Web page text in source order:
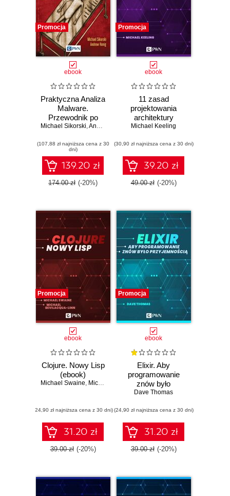
Promocja
ebook
Praktyczna Analiza
Malware.
Przewodnik po
usuwaniu
oprogramowania
Michael Sikorski,Andrew Honig
(107,88 zł najniższa cena z 30
dni)
139.20 zł
174.00 zł (-20%)
Promocja
ebook
11 zasad
projektowania
architektury
oprogramowania
Michael Keeling
(30,90 zł najniższa cena z 30 dni)
39.20 zł
49.00 zł (-20%)
Promocja
ebook
Clojure. Nowy Lisp
(ebook)
Michael Swaine, Michael Bevilacqua-Linn
(24,90 zł najniższa cena z 30 dni)
31.20 zł
39.00 zł (-20%)
Promocja
ebook
Elixir. Aby
programowanie
znów było
przyjemnością
Dave Thomas
(24,90 zł najniższa cena z 30 dni)
31.20 zł
39.00 zł (-20%)